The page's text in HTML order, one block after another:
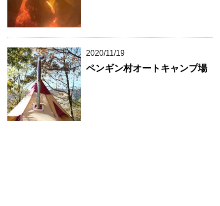
2020/11/19
ペンギン村オートキャンプ場